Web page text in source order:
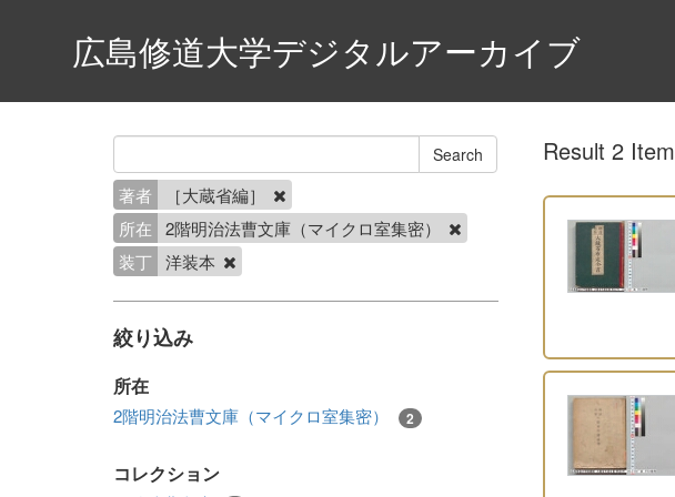
広島修道大学デジタルアーカイブ
著者
［大蔵省編］
所在
2階明治法曹文庫（マイクロ室集密）
装丁 洋装本
絞り込み
所在
2階明治法曹文庫（マイクロ室集密） 2
コレクション
Result 2 Item